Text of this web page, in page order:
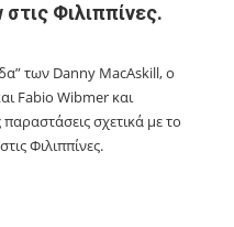
Φιλιππίνες.
των Danny MacAskill, ο
Fabio Wibmer και
σχετικά με το
Φιλιππίνες.